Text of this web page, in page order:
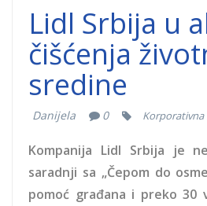
Lidl Srbija u
čišćenja
sredine
Danijela 0
Kompanija Lidl Srbija je
saradnji sa „Čepom do
pomoć građana i preko 30